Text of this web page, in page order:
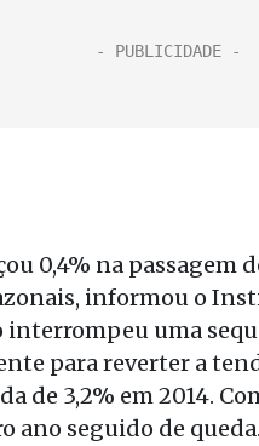
0,4% na passagem
informou o
interrompeu uma
para reverter a
de 3,2% em 2014.
seguido de